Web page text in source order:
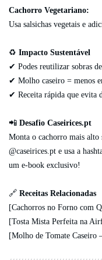
Cachorro Vegetariano:
Usa salsichas vegetais e
♻️ Impacto Sustentável
✔ Podes reutilizar sobras
✔ Molho caseiro = menos
✔ Receita rápida que evita
📲 Desafio Caseirices.pt
Monta o cachorro mais alto
@caseirices.pt e usa a
um e-book exclusivo!
🔗 Receitas Relacionadas
[Cachorros no Forno com
[Tosta Mista Perfeita na
[Molho de Tomate Caseiro